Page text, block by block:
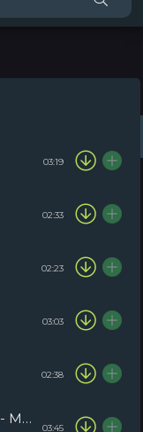
03:19
02:33
02:23
03:03
02:38
Мі (cover of Eminem's song - Mockingbird)
03:45